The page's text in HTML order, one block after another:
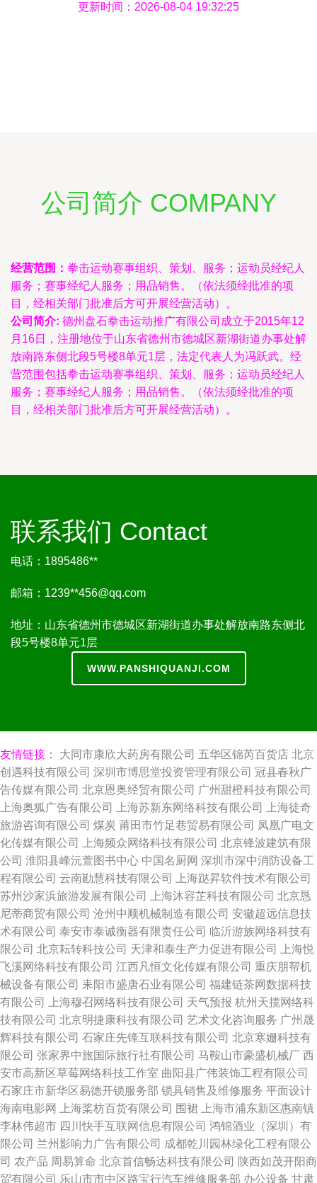
更新时间：2026-08-04 19:32:25
公司简介 COMPANY
经营范围： 拳击运动赛事组织、策划、服务；运动员经纪人
服务；赛事经纪人服务；用品销售。（依法须经批准的项
目，经相关部门批准后方可开展经营活动）。
公司简介: 德州盘石拳击运动推广有限公司成立于2015年12
月16日，注册地位于山东省德州市德城区新湖街道办事处解
放南路东侧北段5号楼8单元1层，法定代表人为冯跃武。经
营范围包括拳击运动赛事组织、策划、服务；运动员经纪人
服务；赛事经纪人服务；用品销售。（依法须经批准的项
目，经相关部门批准后方可开展经营活动）。
联系我们 Contact
电话：1895486**
邮箱：1239**456@qq.com
地址：山东省德州市德城区新湖街道办事处解放南路东侧北
段5号楼8单元1层
WWW.PANSHIQUANJI.COM
友情链接： 大同市康欣大药房有限公司 五华区锦芮百货店 北京
创遇科技有限公司 深圳市博思堂投资管理有限公司 冠县春秋广
告传媒有限公司 北京恩奥经贸有限公司 广州甜橙科技有限公司
上海奥狐广告有限公司
上海苏新东网络科技有限公司
上海徒奇
旅游咨询有限公司 煤炭 莆田市竹足巷贸易有限公司 凤凰广电文
化传媒有限公司
上海频众网络科技有限公司 北京锋波建筑有限
公司 淮阳县峰沅萱图书中心 中国名厨网 深圳市深中消防设备工
程有限公司 云南勘慧科技有限公司
上海跶昇软件技术有限公司
苏州沙家浜旅游发展有限公司
上海沐容芷科技有限公司 北京恳
尼蒂商贸有限公司 沧州中顺机械制造有限公司 安徽超远信息技
术有限公司 泰安市泰诚衡器有限责任公司 临沂游族网络科技有
限公司 北京耘转科技公司 天津和泰生产力促进有限公司
上海悦
飞溪网络科技有限公司 江西凡恒文化传媒有限公司 重庆朋帮机
械设备有限公司 耒阳市盛唐石业有限公司 福建链茶网数据科技
有限公司
上海穆召网络科技有限公司 天气预报 杭州天揽网络科
技有限公司 北京明捷康科技有限公司 艺术文化咨询服务 广州晟
辉科技有限公司 石家庄先锋互联科技有限公司 北京寒姗科技有
限公司 张家界中旅国际旅行社有限公司 马鞍山市豪盛机械厂 西
安市高新区草莓网络科技工作室 曲阳县广伟装饰工程有限公司
石家庄市新华区易德开锁服务部 锁具销售及维修服务 平面设计
海南电影网
上海桨枋百货有限公司 围裙
上海市浦东新区惠南镇
李林伟超市 四川快手互联网信息有限公司 鸿锦酒业（深圳）有
限公司 兰州影响力广告有限公司 成都乾川园林绿化工程有限公
司 农产品 周易算命 北京首信畅达科技有限公司 陕西如茂开阳商
贸有限公司 乐山市市中区路宝行汽车维修服务部 办公设备 甘肃